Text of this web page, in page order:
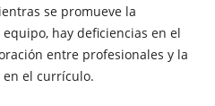
se promueve la
hay deficiencias en el
entre profesionales y la
el currículo.